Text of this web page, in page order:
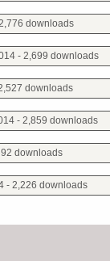
downloads
- 2,699 downloads
downloads
- 2,859 downloads
downloads
- 2,226 downloads